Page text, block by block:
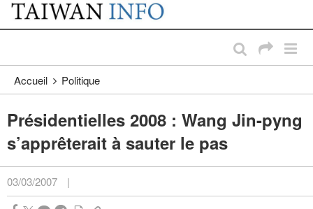
Passer au contenu principal
:::
Accueil Politique
Présidentielles 2008 : Wang Jin-pyng
s’apprêterait à sauter le pas
03/03/2007 |